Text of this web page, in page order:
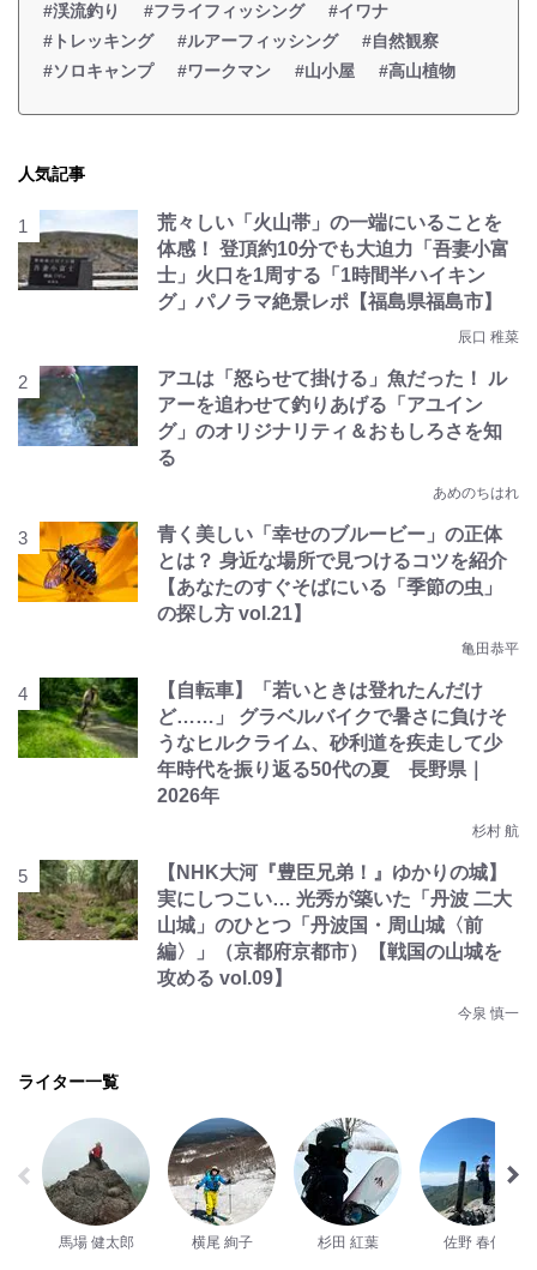
#渓流釣り #フライフィッシング
#イワナ
#トレッキング
#ルアーフィッシング
#自然観察
#ソロキャンプ
#ワークマン #山小屋 #高山植物
人気記事
荒々しい「火山帯」の一端にいることを
体感！ 登頂約10分でも大迫力「吾妻小富
士」火口を1周する「1時間半ハイキン
グ」パノラマ絶景レポ【福島県福島市】
辰口 稚菜
アユは「怒らせて掛ける」魚だった！ ル
アーを追わせて釣りあげる「アユイン
グ」のオリジナリティ＆おもしろさを知
る
あめのちはれ
青く美しい「幸せのブルービー」の正体
とは？ 身近な場所で見つけるコツを紹介
【あなたのすぐそばにいる「季節の虫」
の探し方 vol.21】
亀田恭平
【自転車】「若いときは登れたんだけ
ど……」 グラベルバイクで暑さに負けそ
うなヒルクライム、砂利道を疾走して少
年時代を振り返る50代の夏 長野県｜
2026年
杉村 航
【NHK大河『豊臣兄弟！』ゆかりの城】
実にしつこい… 光秀が築いた「丹波 二大
山城」のひとつ「丹波国・周山城〈前
編〉」（京都府京都市）【戦国の山城を
攻める vol.09】
今泉 慎一
ライター一覧
馬場 健太郎 横尾 絢子 杉田 紅葉 佐野 春佳